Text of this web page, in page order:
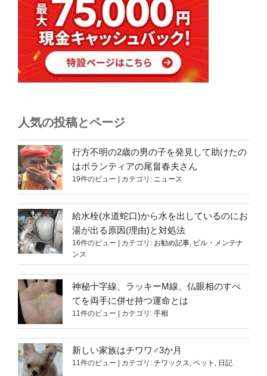
人気の投稿とページ
行方不明の2歳の男の子を発見して助けたの
はボランティアの尾畠春夫さん
19件のビュー | カテゴリ: ニュース
給水栓(水道蛇口)から水を出しているのにお
湯が出る原因(理由)と対処法
16件のビュー | カテゴリ: お勧め記事 ビル・メンテナ
ンス
神秘十字線、ラッキーM線、仏眼相のすべ
てを両手に併せ持つ運命とは
11件のビュー | カテゴリ: 手相
新しい家族はチワワ♂3か月
11件のビュー | カテゴリ: チワックス ペット 日記